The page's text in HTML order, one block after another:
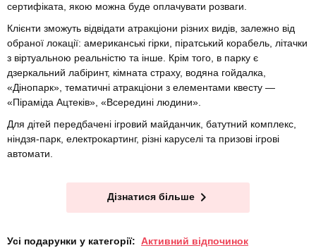
сертифіката, якою можна буде оплачувати розваги.
Клієнти зможуть відвідати атракціони різних видів, залежно від
обраної локації: американські гірки, піратський корабель, літачки
з віртуальною реальністю та інше. Крім того, в парку є
дзеркальний лабіринт, кімната страху, водяна гойдалка,
«Дінопарк», тематичні атракціони з елементами квесту —
«Піраміда Ацтеків», «Всередині людини».
Для дітей передбачені ігровий майданчик, батутний комплекс,
ніндзя-парк, електрокартинг, різні каруселі та призові ігрові
автомати.
Дізнатися більше
Усі подарунки у категорії: Активний відпочинок